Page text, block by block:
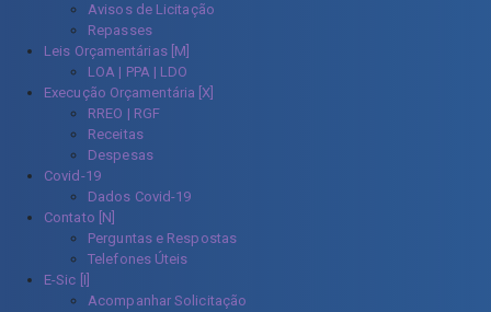
Avisos de Licitação
Repasses
Leis Orçamentárias [M]
LOA | PPA | LDO
Execução Orçamentária [X]
RREO | RGF
Receitas
Despesas
Covid-19
Dados Covid-19
Contato [N]
Perguntas e Respostas
Telefones Úteis
E-Sic [I]
Acompanhar Solicitação